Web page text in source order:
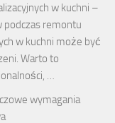
w kuchni –
podczas remontu
w kuchni może być
Warto to
…
wymagania